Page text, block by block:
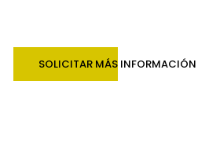
SOLICITAR MÁS INFORMACIÓN